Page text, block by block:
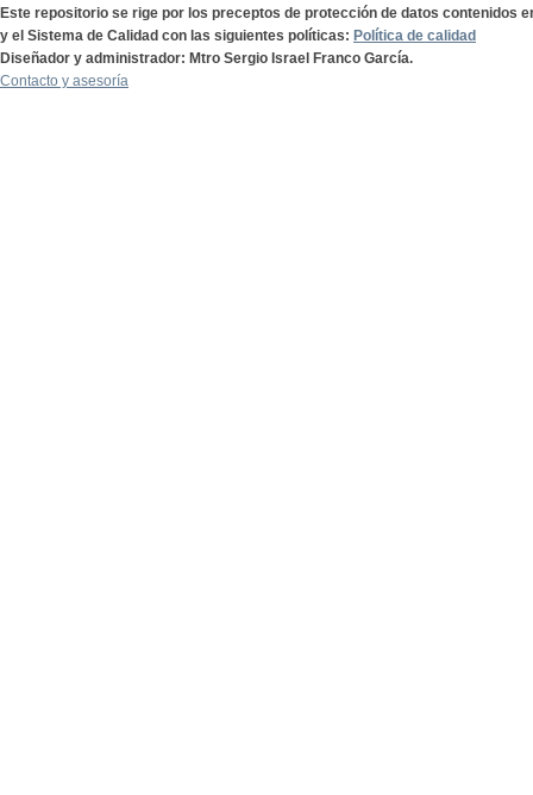
Este repositorio se rige por los preceptos de protección de datos contenidos
y el Sistema de Calidad con las siguientes políticas: Política de calidad
Diseñador y administrador: Mtro Sergio Israel Franco García.
Contacto y asesoría